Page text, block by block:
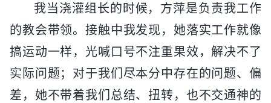
我当浇灌组长的时候，方萍是负责我工作
的教会带领。接触中我发现，她落实工作就像
搞运动一样，光喊口号不注重果效，解决不了
实际问题；对于我们尽本分中存在的问题、偏
差，她不带着我们总结、扭转，也不交通神的